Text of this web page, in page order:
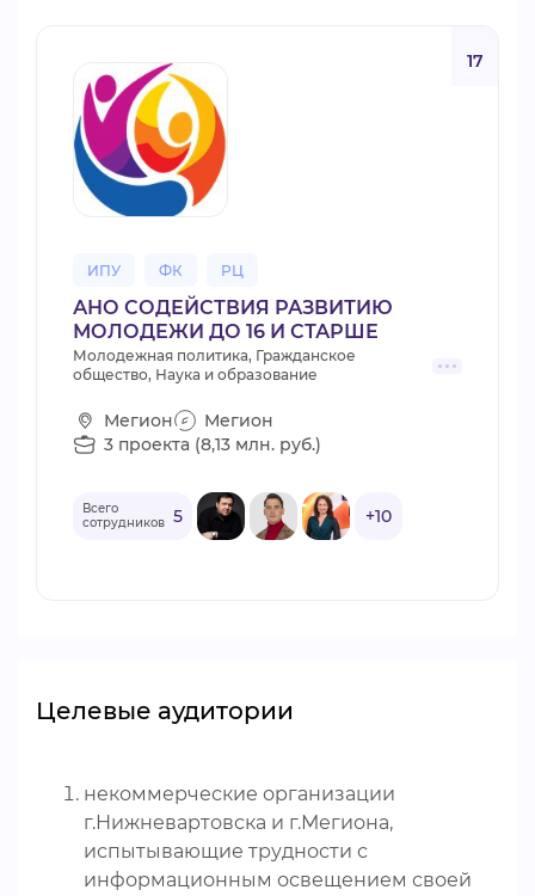
ИПУ ФК РЦ
17
АНО СОДЕЙСТВИЯ РАЗВИТИЮ
МОЛОДЕЖИ ДО 16 И СТАРШЕ
Молодежная политика, Гражданское
общество, Наука и образование
Мегион
Мегион
3 проекта (8,13 млн. руб.)
Всего
сотрудников 5 +10
Целевые аудитории
некоммерческие организации
г.Нижневартовска и г.Мегиона,
испытывающие трудности с
информационным освещением своей